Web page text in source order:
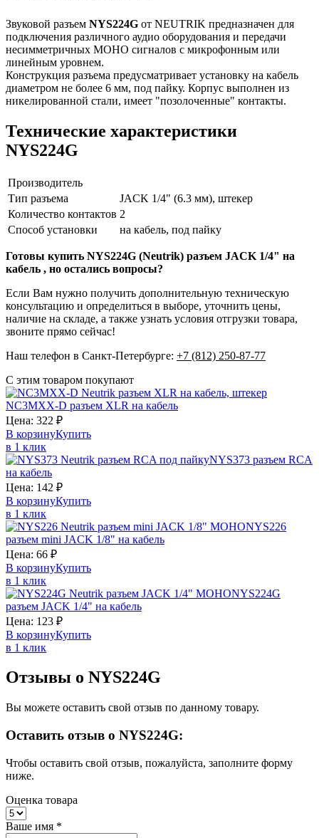
Звуковой разъем NYS224G от NEUTRIK предназначен для
подключения различного аудио оборудования и передачи
несимметричных МОНО сигналов с микрофонным или
линейным уровнем.
Конструкция разъема предусматривает установку на кабель
диаметром не более 6 мм, под пайку. Корпус выполнен из
никелированной стали, имеет "позолоченные" контакты.
Технические характеристики
NYS224G
Производитель
Тип разъема
JACK 1/4" (6.3 мм), штекер
Количество контактов 2
Способ установки
на кабель, под пайку
Готовы купить NYS224G (Neutrik) разъем JACK 1/4" на
кабель , но остались вопросы?
Если Вам нужно получить дополнительную техническую
консультацию и определиться в выборе, уточнить цены,
наличие на складе, а также узнать условия отгрузки товара,
звоните прямо сейчас!
Наш телефон в Санкт-Петербурге: +7 (812) 250-87-77
С этим товаром покупают
NC3MXX-D разъем XLR на кабель
Цена: 322 ₽
В корзинуКупить
в 1 клик
NYS373 разъем RCA
на кабель
Цена: 142 ₽
В корзинуКупить
в 1 клик
NYS226
разъем mini JACK 1/8" на кабель
Цена: 66 ₽
В корзинуКупить
в 1 клик
NYS224G
разъем JACK 1/4" на кабель
Цена: 123 ₽
В корзинуКупить
в 1 клик
Отзывы о NYS224G
Вы можете оставить свой отзыв по данному товару.
Оставить отзыв о NYS224G:
Чтобы оставить свой отзыв, пожалуйста, заполните форму
ниже.
Оценка товара
Ваше имя *